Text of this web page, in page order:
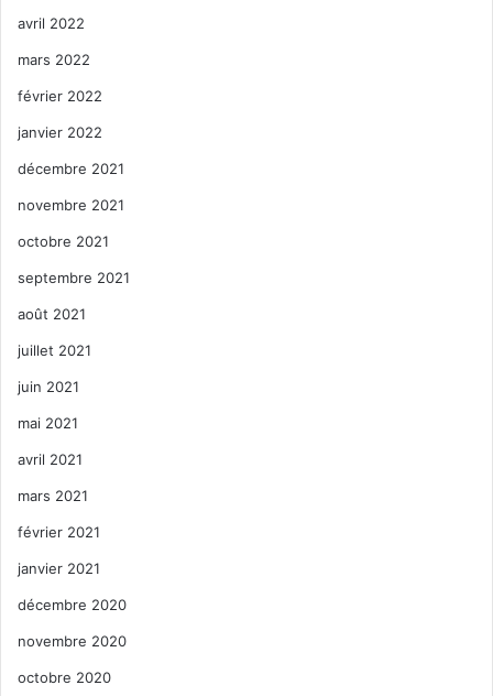
avril 2022
mars 2022
février 2022
janvier 2022
décembre 2021
novembre 2021
octobre 2021
septembre 2021
août 2021
juillet 2021
juin 2021
mai 2021
avril 2021
mars 2021
février 2021
janvier 2021
décembre 2020
novembre 2020
octobre 2020